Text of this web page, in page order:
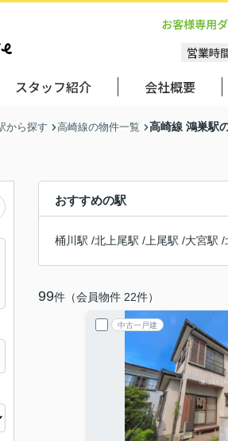
営業時
スタッフ紹介 会社概要
から探す 高崎線の物件一覧 高崎線 鴻巣駅
おすすめの駅
桶川駅 /北上尾駅 / 上尾駅 /大宮駅 /
99件（会員物件 22件）
中古一戸建